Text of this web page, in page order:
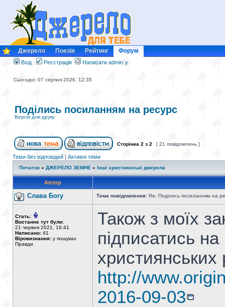
Джерело Поезія Рейтинг Форум
Вхід Реєстрація Написати admin`у
Сьогодні: 07 серпня 2026, 12:35
Поділись посиланням на ресурс
Версія для друку
Сторінка 2 з 2 [ 21 повідомлень ]
Теми без відповідей | Активні теми
Початок » ДЖЕРЕЛО ЗЕМНЕ » Інші християнські джерела
Автор
Слава Богу Тема повідомлення: Re: Поділись посиланням на
Стать:
Востаннє тут були:
21 червня 2021, 16:41
Написано: 41
Віровизнання: у пошуках
Правди
Також з моїх
підписатись
християнських
http://
2016-09-03